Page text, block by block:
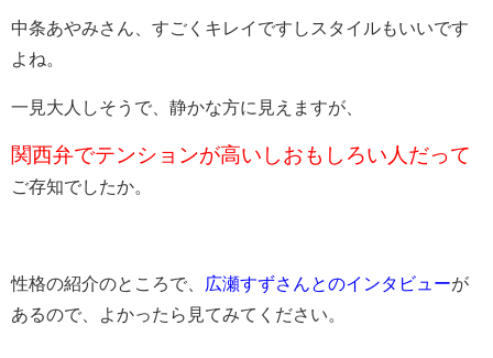
中条あやみさん、すごくキレイですしスタイルもいいです
よね。
一見大人しそうで、静かな方に見えますが、
関西弁でテンションが高いしおもしろい人だって
ご存知でしたか。
性格の紹介のところで、 広瀬すずさんとのインタビューが
あるので、よかったら見てみてください。